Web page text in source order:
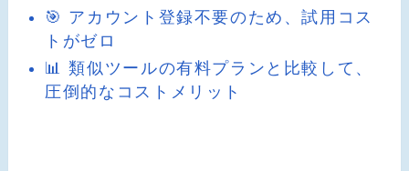
🎯 アカウント登録不要のため、試用コス
トがゼロ
📊 類似ツールの有料プランと比較して、
圧倒的なコストメリット